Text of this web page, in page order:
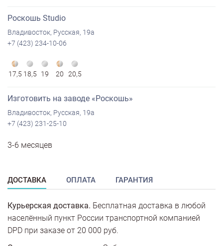
Роскошь Studio
Владивосток, Русская, 19а
+7 (423) 234-10-06
17,5 18,5 19 20 20,5
Изготовить на заводе «Роскошь»
Владивосток, Русская, 19а
+7 (423) 231-25-10
3-6 месяцев
ДОСТАВКА ОПЛАТА ГАРАНТИЯ
Курьерская доставка. Бесплатная доставка в любой
населённый пункт России транспортной компанией
DPD при заказе от 20 000 руб.